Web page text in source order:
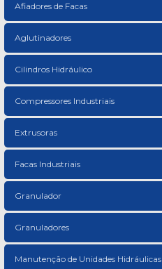
Afiadores de Facas
Aglutinadores
Cilindros Hidráulico
Compressores Industriais
Extrusoras
Facas Industriais
Granulador
Granuladores
Manutenção de Unidades Hidráulicas